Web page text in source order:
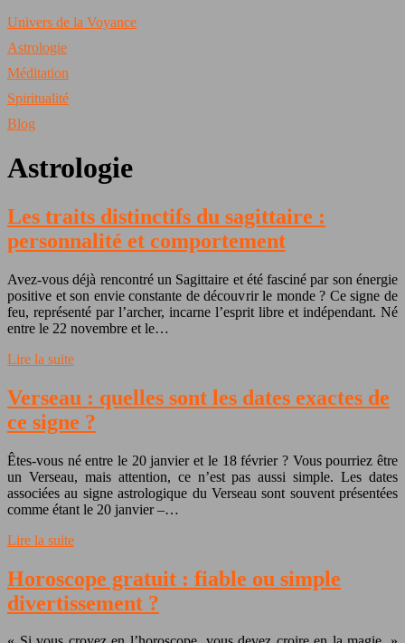
Univers de la Voyance
Astrologie
Méditation
Spiritualité
Blog
Astrologie
Les traits distinctifs du sagittaire :
personnalité et comportement
Avez-vous déjà rencontré un Sagittaire et été fasciné par son énergie
positive et son envie constante de découvrir le monde ? Ce signe de
feu, représenté par l’archer, incarne l’esprit libre et indépendant. Né
entre le 22 novembre et le…
Lire la suite
Verseau : quelles sont les dates exactes de
ce signe ?
Êtes-vous né entre le 20 janvier et le 18 février ? Vous pourriez être
un Verseau, mais attention, ce n’est pas aussi simple. Les dates
associées au signe astrologique du Verseau sont souvent présentées
comme étant le 20 janvier –…
Lire la suite
Horoscope gratuit : fiable ou simple
divertissement ?